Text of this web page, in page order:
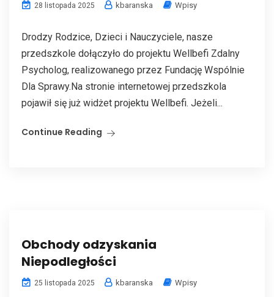
28 listopada 2025 kbaranska Wpisy
Drodzy Rodzice, Dzieci i Nauczyciele, nasze
przedszkole dołączyło do projektu Wellbefi Zdalny
Psycholog, realizowanego przez Fundację Wspólnie
Dla Sprawy.Na stronie internetowej przedszkola
pojawił się już widżet projektu Wellbefi. Jeżeli...
Continue Reading
Obchody odzyskania
Niepodległości
25 listopada 2025 kbaranska Wpisy